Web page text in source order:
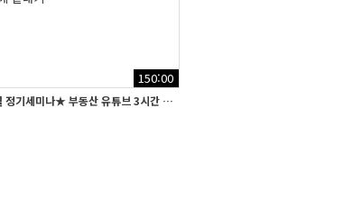
150:00
★5월 정기세미나★ 부동산 유튜브 3시간 만에 끝내기